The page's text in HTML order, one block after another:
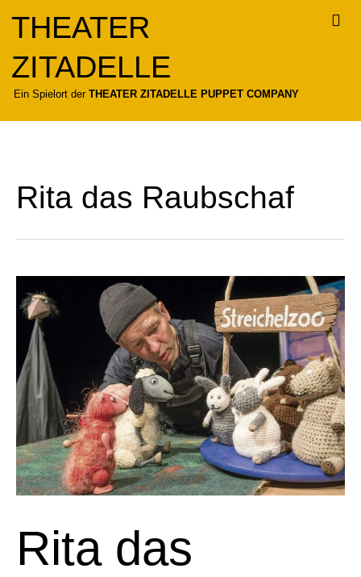
springen
THEATER
ZITADELLE
Ein Spielort derTHEATER ZITADELLE PUPPET COMPANY
Rita das Raubschaf
Rita das
das
Raubschaf